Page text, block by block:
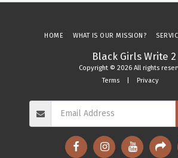
Black Girls Write 2
Copyright © 2026 All rights
Terms| Privacy
HOME WHAT IS OUR MISSION?